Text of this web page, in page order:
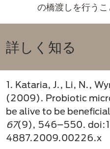
の橋渡しを行うこ
詳しく知る
1. Kataria, J., Li, N.,
(2009). Probiotic
be alive to be
67(9), 546–550.
4887.2009.00226.x